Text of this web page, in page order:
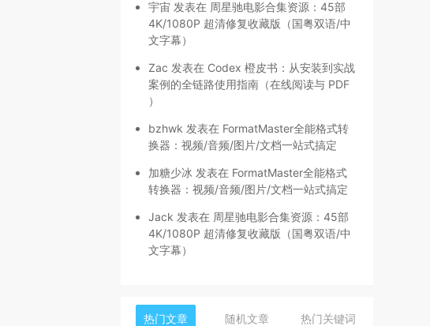
宇宙 发表在 周星驰电影合集资源：45部
4K/1080P 超清修复收藏版（国粤双语/中
文字幕）
Zac 发表在 Codex 橙皮书：从安装到实战
案例的全链路使用指南（在线阅读与 PDF
）
bzhwk 发表在 FormatMaster全能格式转
换器：视频/音频/图片/文档一站式搞定
加糖少冰 发表在 FormatMaster全能格式
转换器：视频/音频/图片/文档一站式搞定
Jack 发表在 周星驰电影合集资源：45部
4K/1080P 超清修复收藏版（国粤双语/中
文字幕）
热门文章 随机文章 热门关键词